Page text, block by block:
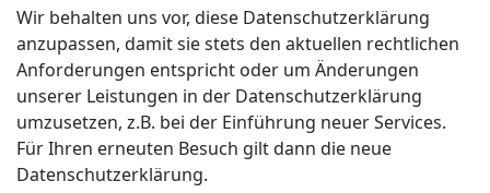
Wir behalten uns vor, diese Datenschutzerklärung
anzupassen, damit sie stets den aktuellen rechtlichen
Anforderungen entspricht oder um Änderungen
unserer Leistungen in der Datenschutzerklärung
umzusetzen, z.B. bei der Einführung neuer Services.
Für Ihren erneuten Besuch gilt dann die neue
Datenschutzerklärung.